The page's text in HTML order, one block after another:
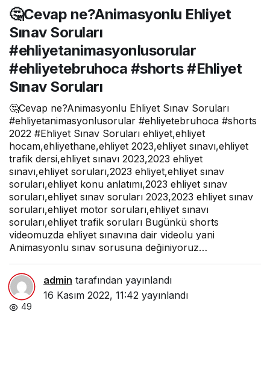
Animasyon
lu Ehliyet
imasyonlu
sorular
#shorts
#Ehliyet
Sınav
🤔Cevap ne?Animasyonlu Ehliyet
Sınav Soruları
#ehliyetanimasyonlusorular
#ehliyetebruhoca #shorts #Ehliyet
Sınav Soruları
🤔Cevap ne?Animasyonlu Ehliyet Sınav Soruları
#ehliyetanimasyonlusorular #ehliyetebruhoca #shorts
2022 #Ehliyet Sınav Soruları ehliyet,ehliyet
hocam,ehliyethane,ehliyet 2023,ehliyet sınavı,ehliyet
trafik dersi,ehliyet sınavı 2023,2023 ehliyet
sınavı,ehliyet soruları,2023 ehliyet,ehliyet sınav
soruları,ehliyet konu anlatımı,2023 ehliyet sınav
soruları,ehliyet sınav soruları 2023,2023 ehliyet sınav
soruları,ehliyet motor soruları,ehliyet sınavı
soruları,ehliyet trafik soruları Bugünkü shorts
videomuzda ehliyet sınavına dair videolu yani
Animasyonlu sınav sorusuna değiniyoruz…
admin tarafından yayınlandı
16 Kasım 2022, 11:42 yayınlandı
49